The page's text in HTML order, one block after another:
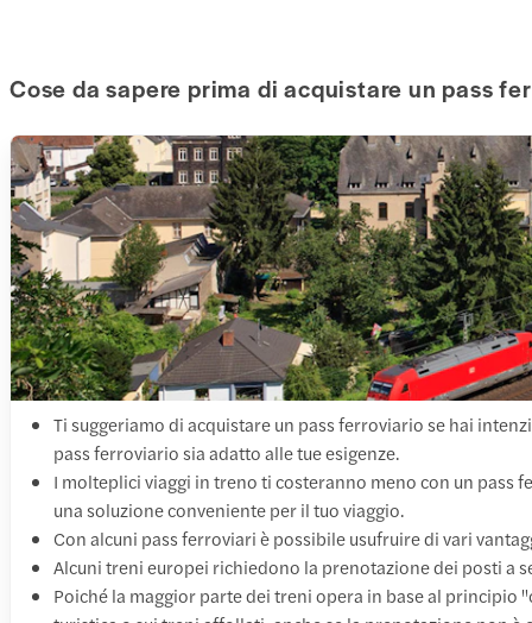
Cose da sapere prima di acquistare un pass
Ti suggeriamo di acquistare un pass ferroviario se hai
pass ferroviario sia adatto alle tue esigenze.
I molteplici viaggi in treno ti costeranno meno con un
una soluzione conveniente per il tuo viaggio.
Con alcuni pass ferroviari è possibile usufruire di vari
Alcuni treni europei richiedono la prenotazione dei posti a
Poiché la maggior parte dei treni opera in base al